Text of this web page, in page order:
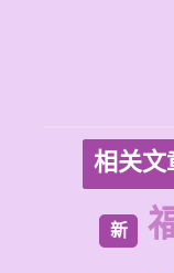
相关文
新